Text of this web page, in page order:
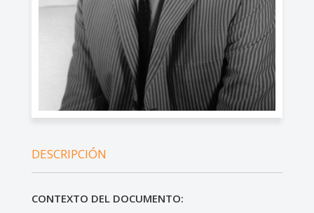
DESCRIPCIÓN
CONTEXTO DEL DOCUMENTO: